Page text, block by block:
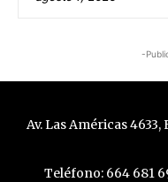
-
Av. Las Américas 4633,
Teléfono: 664 681